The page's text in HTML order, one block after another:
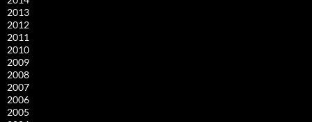
2013
2012
2011
2010
2009
2008
2007
2006
2005